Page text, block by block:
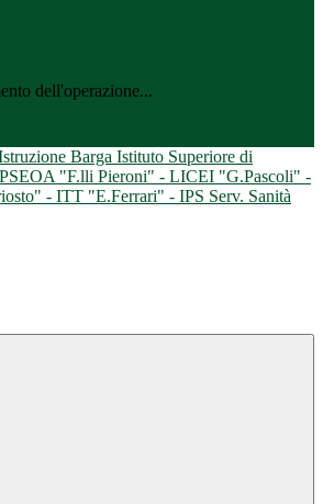
dell'operazione...
Istituto Superiore di
"F.lli Pieroni" - LICEI "G.Pascoli" -
- ITT "E.Ferrari" - IPS Serv. Sanità